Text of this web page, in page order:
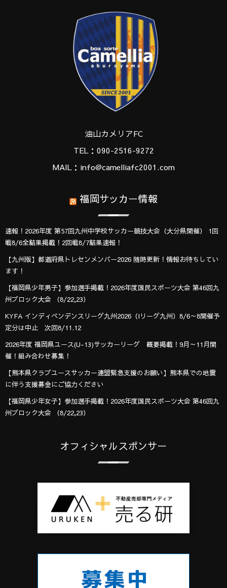
油山カメリアFC
TEL：090-2516-9272
MAIL：info@camelliafc2001.com
福岡サッカー情報
速報！2026年度 第57回九州中学校サッカー競技大会（大分県開催） 1回
戦8/6全結果掲載！2回戦8/7結果速報！
【九州版】都道府県トレセンメンバー2026 随時更新！情報お待ちしてい
ます！
【福岡県少年男子】参加選手掲載！2026年度国民スポーツ大会 第46回九
州ブロック大会 （8/22,23）
KYFA インディペンデンスリーグ九州2026（Iリーグ九州）8/6～8開催予
定分は中止 次回8/11.12
2026年度 福岡県ユース(U-13)サッカーリーグ 概要掲載！9月～11月開
催！組み合わせ募集！
【熊本県クラブユースサッカー連盟緊急支援のお願い】熊本県での地震
に伴う支援募金にご協力ください
【福岡県少年女子】参加選手掲載！2026年度国民スポーツ大会 第46回九
州ブロック大会 （8/22,23）
オフィシャルスポンサー